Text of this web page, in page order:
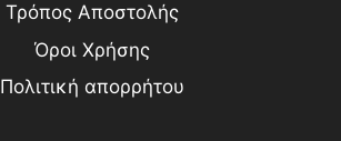
Τρόπος Aποστολής
Όροι Χρήσης
Πολιτική απορρήτου